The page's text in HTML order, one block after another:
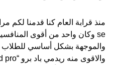
منذ قرابة العام كنا قدمنا لكم
se وكان واحد من أقوى
والموجهة بشكل أساسي للطلاب
والاقوى منه ريدمي باد برو